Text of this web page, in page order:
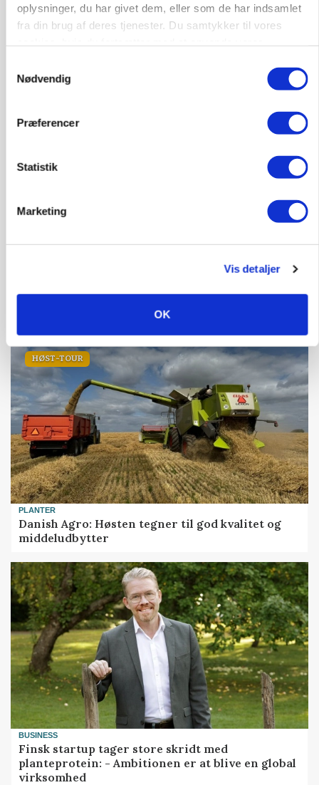
oplysninger, du har givet dem, eller som de har indsamlet
fra din brug af deres tjenester. Du samtykker til vores
Nødvendig
Præferencer
Statistik
Marketing
Vis detaljer
OK
KLUMME
Ny griseprognose kan give anledning til et nyt
budgettjek
Grambogård får oksekød på menuen hos
københavnsk restaurantkæde
HØST-TOUR
PLANTER
Danish Agro: Høsten tegner til god kvalitet og
middeludbytter
BUSINESS
Finsk startup tager store skridt med
planteprotein: - Ambitionen er at blive en global
virksomhed